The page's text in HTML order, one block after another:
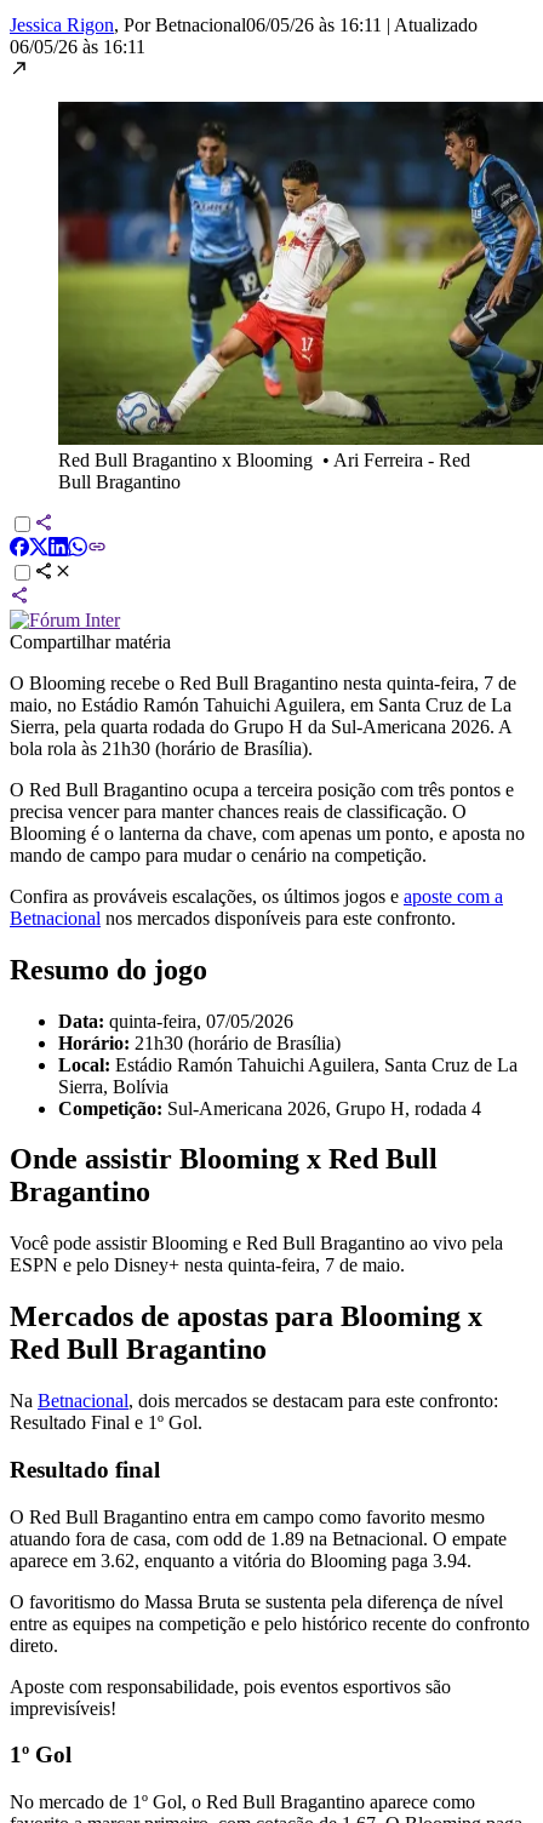
Jessica Rigon, Por Betnacional06/05/26 às 16:11 | Atualizado
06/05/26 às 16:11
Red Bull Bragantino x Blooming • Ari Ferreira - Red
Bull Bragantino
Compartilhar matéria
O Blooming recebe o Red Bull Bragantino nesta quinta-feira, 7 de
maio, no Estádio Ramón Tahuichi Aguilera, em Santa Cruz de La
Sierra, pela quarta rodada do Grupo H da Sul-Americana 2026. A
bola rola às 21h30 (horário de Brasília).
O Red Bull Bragantino ocupa a terceira posição com três pontos e
precisa vencer para manter chances reais de classificação. O
Blooming é o lanterna da chave, com apenas um ponto, e aposta no
mando de campo para mudar o cenário na competição.
Confira as prováveis escalações, os últimos jogos e aposte com a
Betnacional nos mercados disponíveis para este confronto.
Resumo do jogo
Data: quinta-feira, 07/05/2026
Horário: 21h30 (horário de Brasília)
Local: Estádio Ramón Tahuichi Aguilera, Santa Cruz de La
Sierra, Bolívia
Competição: Sul-Americana 2026, Grupo H, rodada 4
Onde assistir Blooming x Red Bull
Bragantino
Você pode assistir Blooming e Red Bull Bragantino ao vivo pela
ESPN e pelo Disney+ nesta quinta-feira, 7 de maio.
Mercados de apostas para Blooming x
Red Bull Bragantino
Na Betnacional, dois mercados se destacam para este confronto:
Resultado Final e 1º Gol.
Resultado final
O Red Bull Bragantino entra em campo como favorito mesmo
atuando fora de casa, com odd de 1.89 na Betnacional. O empate
aparece em 3.62, enquanto a vitória do Blooming paga 3.94.
O favoritismo do Massa Bruta se sustenta pela diferença de nível
entre as equipes na competição e pelo histórico recente do confronto
direto.
Aposte com responsabilidade, pois eventos esportivos são
imprevisíveis!
1º Gol
No mercado de 1º Gol, o Red Bull Bragantino aparece como